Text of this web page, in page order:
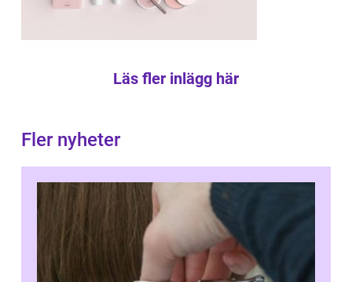
Läs fler inlägg här
Fler nyheter